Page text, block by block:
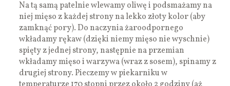
Na tą samą patelnie wlewamy oliwę i podsmażamy na
niej mięso z każdej strony na lekko złoty kolor (aby
zamknąć pory). Do naczynia żaroodpornego
wkładamy rękaw (dzięki niemy mięso nie wyschnie)
spięty z jednej strony, następnie na przemian
wkładamy mięso i warzywa (wraz z sosem), spinamy z
drugiej strony. Pieczemy w piekarniku w